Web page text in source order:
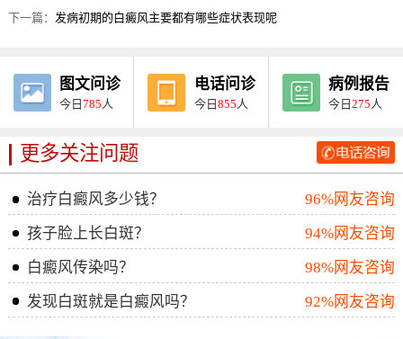
下一篇：发病初期的白癜风主要都有哪些症状表现呢
图文问诊
今日785 人
电话问诊
今日855 人
病例报告
今日275 人
更多关注问题
治疗白癜风多少钱？
96%网友咨询
孩子脸上长白斑？
94%网友咨询
白癜风传染吗？
98%网友咨询
发现白斑就是白癜风吗？
92%网友咨询